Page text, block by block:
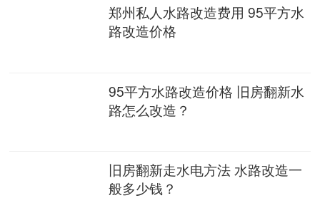
郑州私人水路改造费用 95平方水
路改造价格
95平方水路改造价格 旧房翻新水
路怎么改造？
旧房翻新走水电方法 水路改造一
般多少钱？